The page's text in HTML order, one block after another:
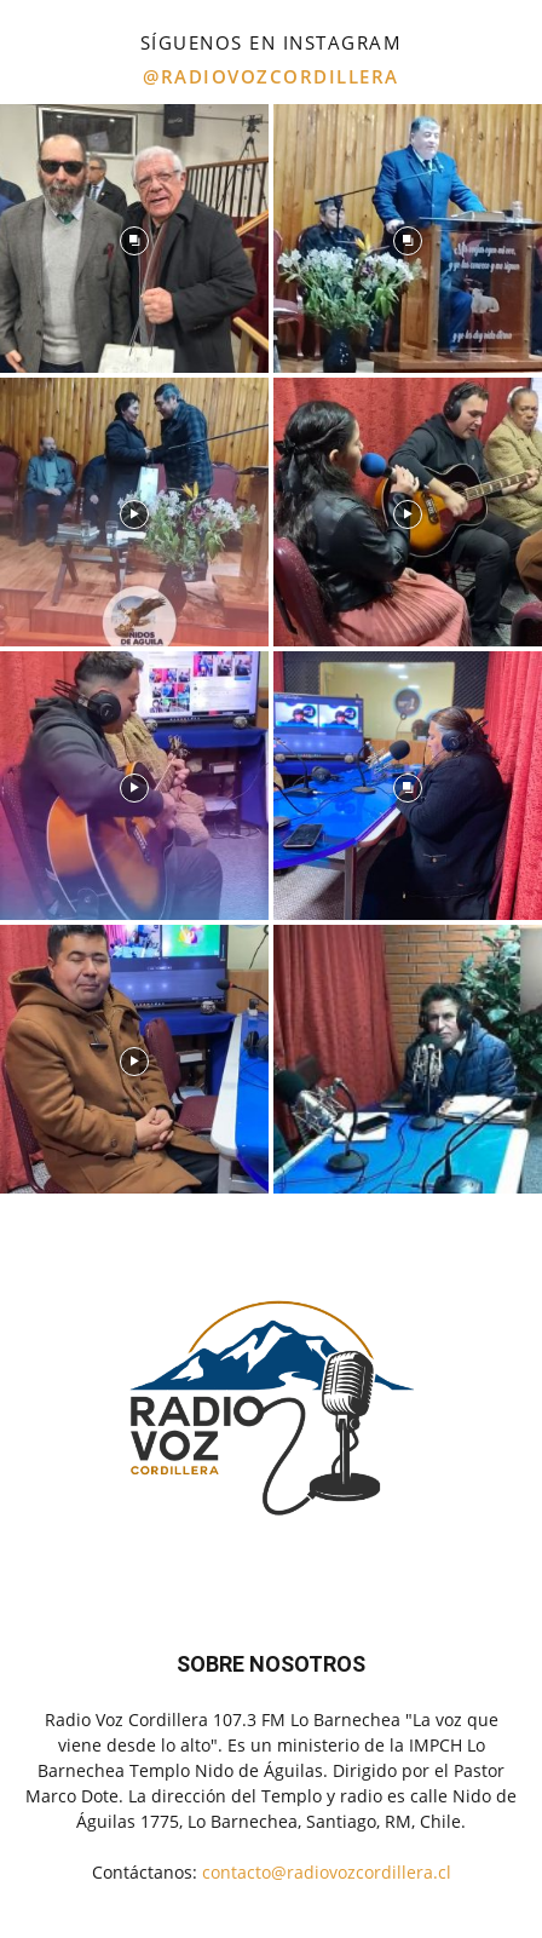
SÍGUENOS EN INSTAGRAM
@RADIOVOZCORDILLERA
SOBRE NOSOTROS
Radio Voz Cordillera 107.3 FM Lo Barnechea "La voz que
viene desde lo alto". Es un ministerio de la IMPCH Lo
Barnechea Templo Nido de Águilas. Dirigido por el Pastor
Marco Dote. La dirección del Templo y radio es calle Nido de
Águilas 1775, Lo Barnechea, Santiago, RM, Chile.
Contáctanos: contacto@radiovozcordillera.cl